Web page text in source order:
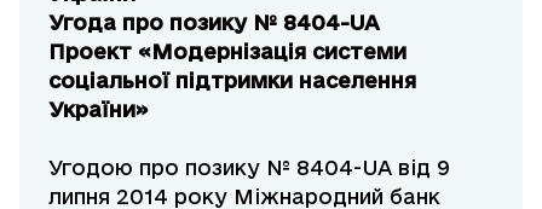
Угода про позику № 8404-UA
Проект «Модернізація системи
соціальної підтримки населення
України»
Угодою про позику № 8404-UA від 9
липня 2014 року Міжнародний банк